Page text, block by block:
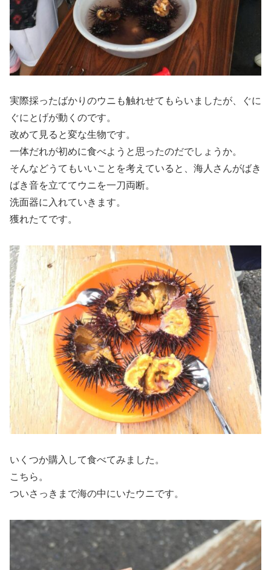
実際採ったばかりのウニも触れせてもらいましたが、ぐに
ぐにとげが動くのです。
改めて見ると変な生物です。
一体だれが初めに食べようと思ったのだでしょうか。
そんなどうてもいいことを考えていると、海人さんがばき
ばき音を立ててウニを一刀両断。
洗面器に入れていきます。
獲れたてです。
いくつか購入して食べてみました。
こちら。
ついさっきまで海の中にいたウニです。